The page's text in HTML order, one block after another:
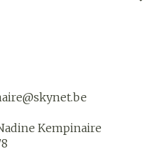
skynet.be
Kempinaire